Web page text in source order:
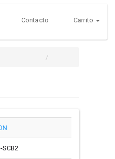
Contacto Carrito
SCB2